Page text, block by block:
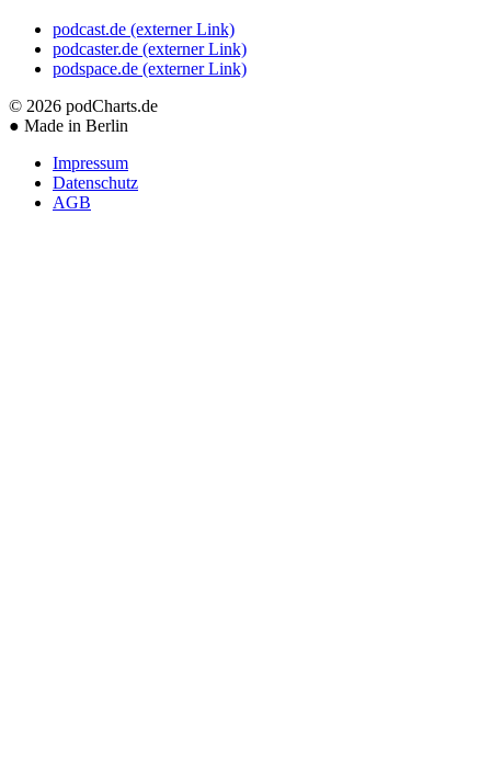
podcast.de (externer Link)
podcaster.de (externer Link)
podspace.de (externer Link)
© 2026 podCharts.de
● Made in Berlin
Impressum
Datenschutz
AGB